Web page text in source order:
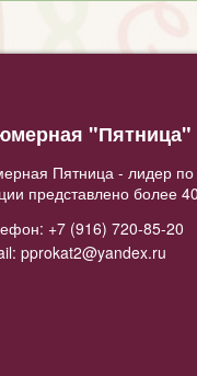
Пятница - лидер
представлено более
+7 (916) 720-85-20
pprokat2@yandex.ru